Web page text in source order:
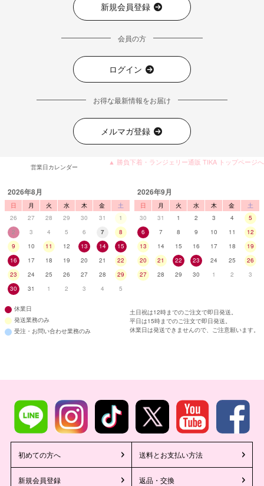
新規会員登録
会員の方
ログイン
お得な最新情報をお届け
メルマガ登録
▲ 勝負下着・ランジェリー通販 TIKA トップページへ
営業日カレンダー
2026年8月
日 月 火 水 木 金
土
26
27 28 29 30 31
1
2
3 4 5 6 7
8
9
10 11 12 13 14
15
16
17 18 19 20 21
22
23
24 25 26 27 28
29
30
31 1 2 3 4 5
2026年9月
日 月 火 水 木 金
土
30
31 1 2 3 4
5
6
7 8 9 10 11
12
13
14 15 16 17 18
19
20
21 22 23 24 25
26
27
28 29 30 1 2 3
休業日
発送業務のみ
受注・お問い合わせ業務のみ
土日祝は12時までのご注文で即日発送。
平日は15時までのご注文で即日発送。
休業日は発送できませんので、ご注意願います。
初めての方へ 送料とお支払い方法
新規会員登録 返品・交換